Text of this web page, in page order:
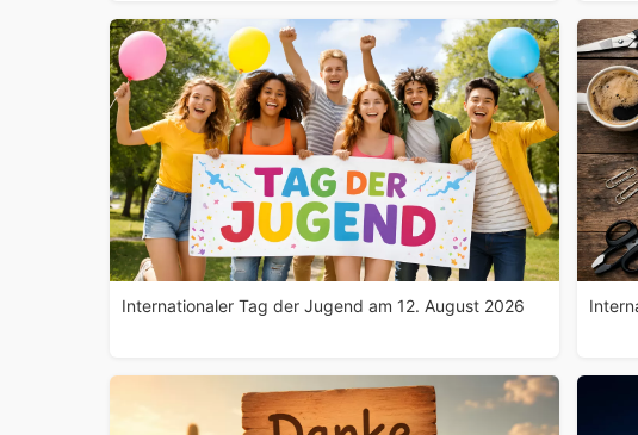
Internationaler Tag der Jugend am 12. August 2026